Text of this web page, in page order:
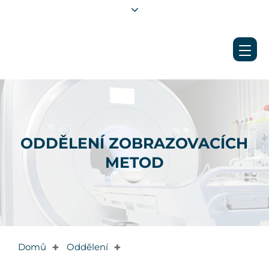
ODDĚLENÍ ZOBRAZOVACÍCH
METOD
Domů ✚ Oddělení ✚